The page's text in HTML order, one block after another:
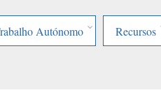
Autónomo Recursos